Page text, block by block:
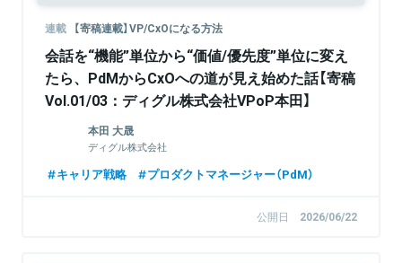
連載 【寄稿連載】VP/CxOになる方法
会話を“機能”単位から“価値/優先度”単位に変え
たら、PdMからCxOへの道が見え始めた話【寄稿
Vol.01/03：ディグル株式会社VPoP本田】
本田 大晟
ディグル株式会社
キャリア戦略 プロダクトマネージャー（PdM）
公開日 2026/06/22